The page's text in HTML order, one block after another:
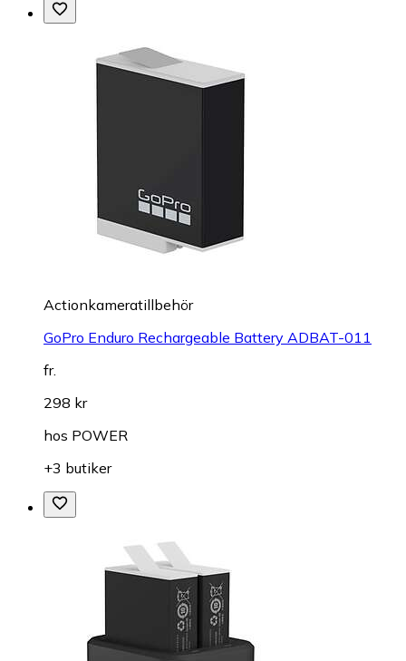
Actionkameratillbehör
GoPro Enduro Rechargeable Battery ADBAT-011
fr.
298 kr
hos POWER
+3 butiker